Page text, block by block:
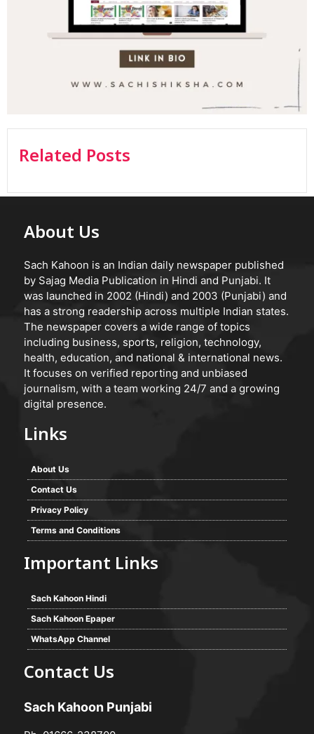
Related Posts
About Us
Sach Kahoon is an Indian daily newspaper published
by Sajag Media Publication in Hindi and Punjabi. It
was launched in 2002 (Hindi) and 2003 (Punjabi) and
has a strong readership across multiple Indian states.
The newspaper covers a wide range of topics
including business, sports, religion, technology,
health, education, and national & international news.
It focuses on verified reporting and unbiased
journalism, with a team working 24/7 and a growing
digital presence.
Links
About Us
Contact Us
Privacy Policy
Terms and Conditions
Important Links
Sach Kahoon Hindi
Sach Kahoon Epaper
WhatsApp Channel
Contact Us
Sach Kahoon Punjabi